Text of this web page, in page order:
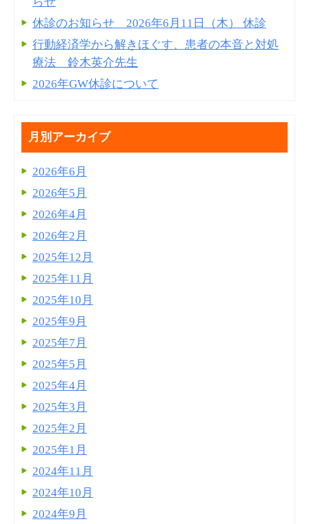
休診のお知らせ 2026年6月11日（木） 休診
行動経済学から解きほぐす、患者の本音と対処
療法 鈴木英介先生
2026年GW休診について
月別アーカイブ
2026年6月
2026年5月
2026年4月
2026年2月
2025年12月
2025年11月
2025年10月
2025年9月
2025年7月
2025年5月
2025年4月
2025年3月
2025年2月
2025年1月
2024年11月
2024年10月
2024年9月